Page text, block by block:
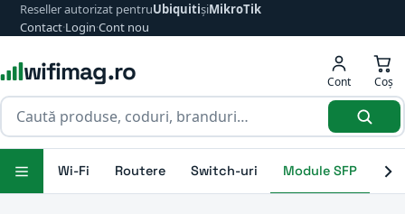
Reseller autorizat pentruUbiquitișiMikroTik
Contact·Login·Cont nou
wifimag.ro Cont Coș
Wi-Fi Routere Switch-uri Module SFP